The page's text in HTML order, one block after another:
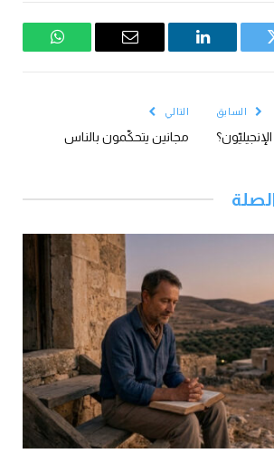
لينكدإن
البريد
واتساب
السابق التالي
مجانين يتحكّمون بالناس